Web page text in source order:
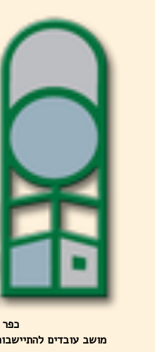
מושב עובדים